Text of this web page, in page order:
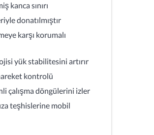
kanca sınırı
donatılmıştır
karşı korumalı
yük stabilitesini artırır
kontrolü
çalışma döngülerini izler
teşhislerine mobil